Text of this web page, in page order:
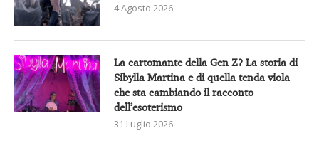
4 Agosto 2026
La cartomante della Gen Z? La storia di
Sibylla Martina e di quella tenda viola
che sta cambiando il racconto
dell’esoterismo
31 Luglio 2026